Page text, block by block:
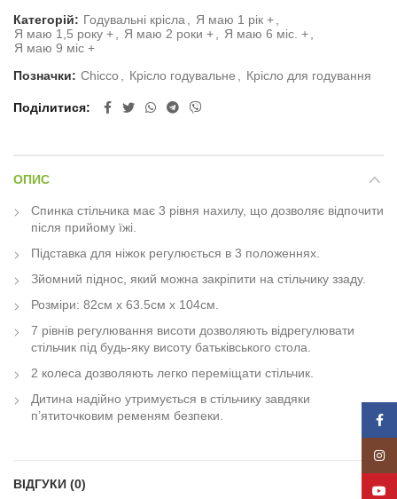
Категорій: Годувальні крісла Я маю 1 рік +
Я маю 1,5 року +
Я маю 2 роки + Я маю 6 міс. +
Я маю 9 міс +
Позначки: Chicco Крісло годувальне Крісло для годування
Поділитися
ОПИС
Спинка стільчика має 3 рівня нахилу, що дозволяє відпочити
після прийому їжі.
Підставка для ніжок регулюється в 3 положеннях.
Зйомний піднос, який можна закріпити на стільчику ззаду.
Розміри: 82см х 63.5см х 104см.
7 рівнів регулювання висоти дозволяють відрегулювати
стільчик під будь-яку висоту батьківського стола.
2 колеса дозволяють легко переміщати стільчик.
Дитина надійно утримується в стільчику завдяки
п’ятиточковим ременям безпеки.
ВІДГУКИ (0)